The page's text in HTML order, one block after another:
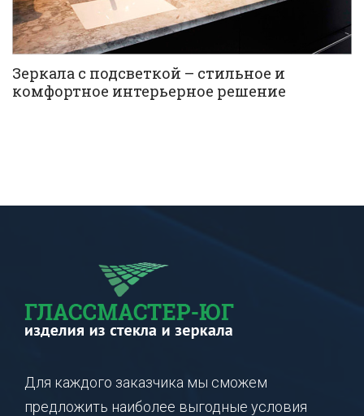
Зеркала с подсветкой – стильное и
комфортное интерьерное решение
Для каждого заказчика мы сможем
предложить наиболее выгодные условия